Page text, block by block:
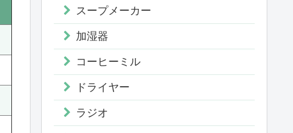
スープメーカー
加湿器
コーヒーミル
ドライヤー
ラジオ